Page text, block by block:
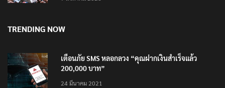
TRENDING NOW
เตือนภัย SMS หลอกลวง “คุณฝากเงินสำเร็จแล้ว
200,000 บาท”
24 มีนาคม 2021